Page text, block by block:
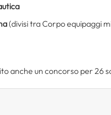
(divisi tra Corpo equipaggi
anche un concorso per 26